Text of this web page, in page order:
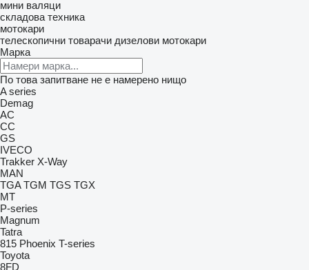
мини валяци
складова техника
мотокари
телескопични товарачи дизелови мотокари
Марка
По това запитване не е намерено нищо
A series
Demag
AC
CC
GS
IVECO
Trakker X-Way
MAN
TGA TGM TGS TGX
MT
P-series
Magnum
Tatra
815 Phoenix T-series
Toyota
8FD